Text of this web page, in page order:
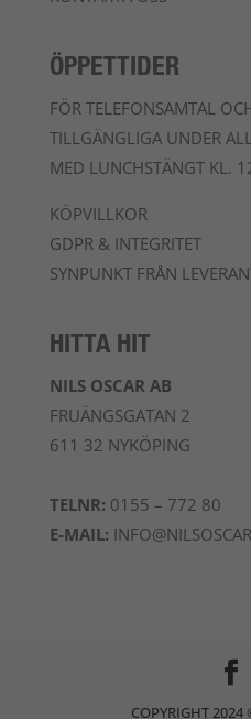
ÖPPETTIDER
FÖR TELEFONSAMTAL
TILLGÄNGLIGA UNDER
MED LUNCHSTÄNGT KL.
KÖPVILLKOR
GDPR & INTEGRITET
SYNPUNKT FRÅN
HITTA HIT
NILS OSCAR AB
FRUÄNGSGATAN 2
611 32 NYKÖPING
TELNR: 0155 – 772 80
E-MAIL:
COPYRIGHT 2024